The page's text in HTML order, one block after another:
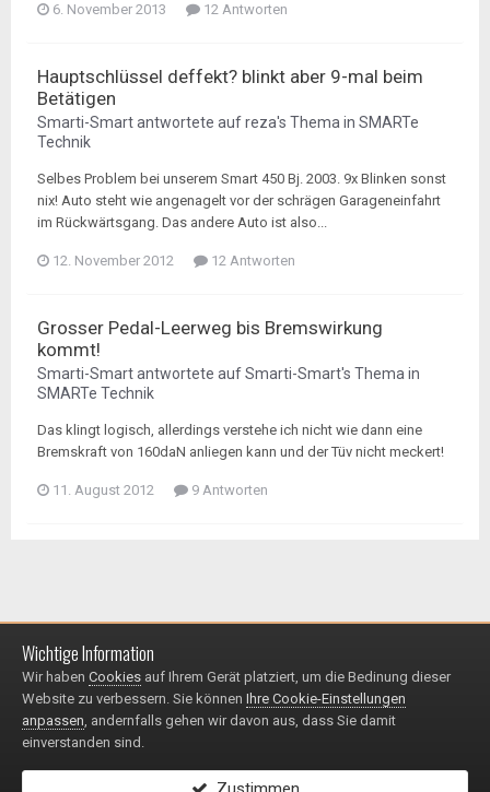
6. November 2013 12 Antworten
Hauptschlüssel deffekt? blinkt aber 9-mal beim
Betätigen
Smarti-Smartantwortete aufreza's Thema in SMARTe
Technik
Selbes Problem bei unserem Smart 450 Bj. 2003. 9x Blinken sonst
nix! Auto steht wie angenagelt vor der schrägen Garageneinfahrt
im Rückwärtsgang. Das andere Auto ist also...
12. November 2012 12 Antworten
Grosser Pedal-Leerweg bis Bremswirkung
kommt!
Smarti-Smartantwortete aufSmarti-Smart's Thema in
SMARTe Technik
Das klingt logisch, allerdings verstehe ich nicht wie dann eine
Bremskraft von 160daN anliegen kann und der Tüv nicht meckert!
11. August 2012 9 Antworten
Impressum / Datenschutzerklärung
© 1999 - 2025
Powered by Invision Community
Wichtige Information
Wir haben Cookies auf Ihrem Gerät platziert, um die Bedinung dieser
Website zu verbessern. Sie können Ihre Cookie-Einstellungen
anpassen, andernfalls gehen wir davon aus, dass Sie damit
einverstanden sind.